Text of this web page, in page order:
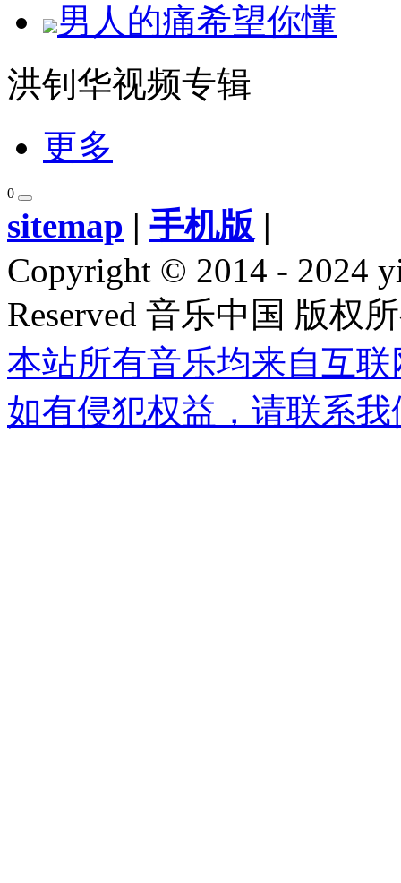
男人的痛希望你懂
洪钊华视频专辑
更多
0
sitemap | 手机版 |
Copyright © 2014 - 2024
Reserved 音乐中国 版权
本站所有音乐均来自互
如有侵犯权益，请联系